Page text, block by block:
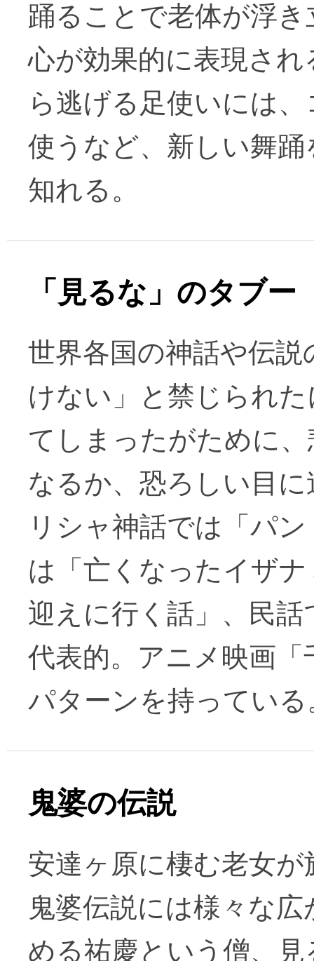
踊ることで老体が浮
心が効果的に表現さ
ら逃げる足使いには
使うなど、新しい舞
知れる。
「見るな」のタブー
世界各国の神話や伝
けない」と禁じられ
てしまったがために
なるか、恐ろしい目
リシャ神話では「パ
は「亡くなったイザ
迎えに行く話」、民
代表的。アニメ映画
パターンを持っている
鬼婆の伝説
安達ヶ原に棲む老女
鬼婆伝説には様々な
める祐慶という僧、